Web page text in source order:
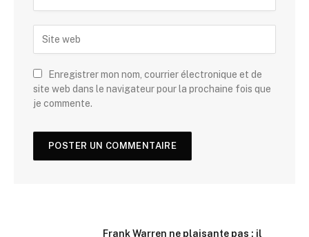
Enregistrer mon nom, courrier électronique et de
site web dans le navigateur pour la prochaine fois que
je commente.
Frank Warren ne plaisante pas : il